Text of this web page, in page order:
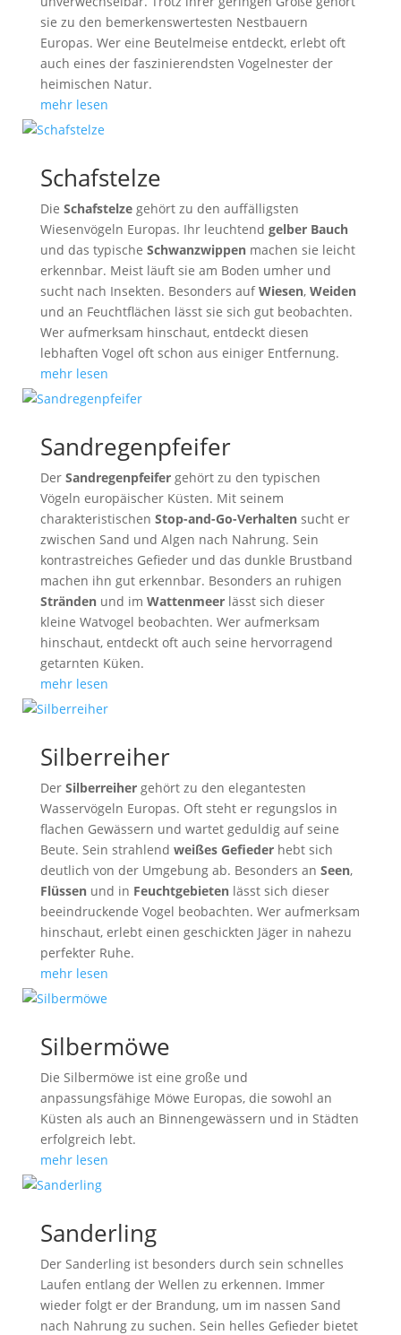
sie zu den bemerkenswertesten Nestbauern
Europas. Wer eine Beutelmeise entdeckt, erlebt oft
auch eines der faszinierendsten Vogelnester der
heimischen Natur.
mehr lesen
Schafstelze
Die Schafstelzegehört zu den auffälligsten
Wiesenvögeln Europas. Ihr leuchtend gelber Bauch
und das typische Schwanzwippenmachen sie leicht
erkennbar. Meist läuft sie am Boden umher und
sucht nach Insekten. Besonders aufWiesen, Weiden
und an Feuchtflächen lässt sie sich gut beobachten.
Wer aufmerksam hinschaut, entdeckt diesen
lebhaften Vogel oft schon aus einiger Entfernung.
mehr lesen
Sandregenpfeifer
Der Sandregenpfeifergehört zu den typischen
Vögeln europäischer Küsten. Mit seinem
charakteristischen Stop-and-Go-Verhaltensucht er
zwischen Sand und Algen nach Nahrung. Sein
kontrastreiches Gefieder und das dunkle Brustband
machen ihn gut erkennbar. Besonders an ruhigen
Strändenund im Wattenmeerlässt sich dieser
kleine Watvogel beobachten. Wer aufmerksam
hinschaut, entdeckt oft auch seine hervorragend
getarnten Küken.
mehr lesen
Silberreiher
Der Silberreihergehört zu den elegantesten
Wasservögeln Europas. Oft steht er regungslos in
flachen Gewässern und wartet geduldig auf seine
Beute. Sein strahlend weißes Gefiederhebt sich
deutlich von der Umgebung ab. Besonders an Seen,
Flüssenund in Feuchtgebietenlässt sich dieser
beeindruckende Vogel beobachten. Wer aufmerksam
hinschaut, erlebt einen geschickten Jäger in nahezu
perfekter Ruhe.
mehr lesen
Silbermöwe
Die Silbermöwe ist eine große und
anpassungsfähige Möwe Europas, die sowohl an
Küsten als auch an Binnengewässern und in Städten
erfolgreich lebt.
mehr lesen
Sanderling
Der Sanderling ist besonders durch sein schnelles
Laufen entlang der Wellen zu erkennen. Immer
wieder folgt er der Brandung, um im nassen Sand
nach Nahrung zu suchen. Sein helles Gefieder bietet